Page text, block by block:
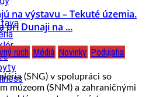
na výstavu – Tekuté územia.
pri Dunaji na ...
ruch Médiá Novinky Podujatia
(SNG) v spolupráci so
múzeom (SNM) a zahraničnými